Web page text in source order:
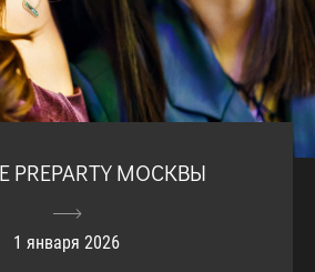
МОСКВЫ
1 января 2026